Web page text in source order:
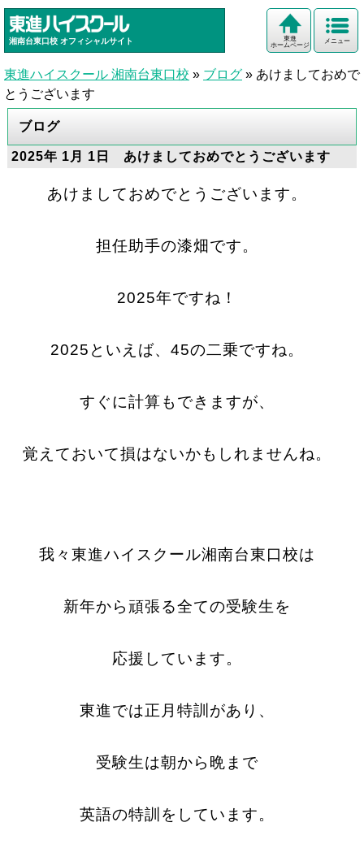
湘南台東口校 オフィシャルサイト メニュー
東進
ホームページ
東進ハイスクール 湘南台東口校 » ブログ » あけましておめで
とうございます
ブログ
2025年 1月 1日 あけましておめでとうございます
あけましておめでとうございます。
担任助手の漆畑です。
2025年ですね！
2025といえば、45の二乗ですね。
すぐに計算もできますが、
覚えておいて損はないかもしれませんね。
我々東進ハイスクール湘南台東口校は
新年から頑張る全ての受験生を
応援しています。
東進では正月特訓があり、
受験生は朝から晩まで
英語の特訓をしています。